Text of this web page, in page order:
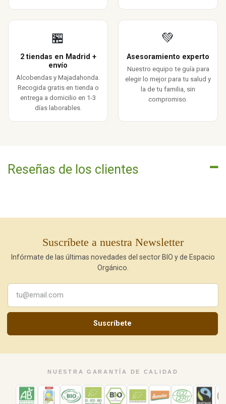
🏪
2 tiendas en Madrid +
envío
Alcobendas y Majadahonda.
Recogida gratis en tienda o
entrega a domicilio en 1-3
días laborables.
💚
Asesoramiento experto
Nuestro equipo te guía para
elegir lo mejor para tu salud y
la de tu familia, sin
compromiso.
Reseñas de los clientes
Suscríbete a nuestra Newsletter
Infórmate de las últimas novedades del sector BIO y de Espacio
Orgánico.
Suscríbete
NUESTRA GARANTÍA DE CALIDAD